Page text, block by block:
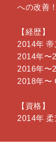
への改善！
【経歴】
2014年
2014年〜
2016年〜
2018年〜
【資格】
2014年